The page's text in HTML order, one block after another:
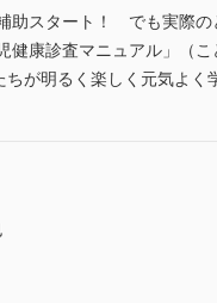
助スタート！ でも実際
健康診査マニュアル」（
ちが明るく楽しく元気よ